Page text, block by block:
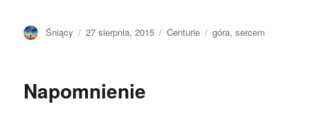
Autor
Śniący Opublikowano
27 sierpnia, 2015 Kategorie
Centurie Tagi
góra,sercem
Napomnienie